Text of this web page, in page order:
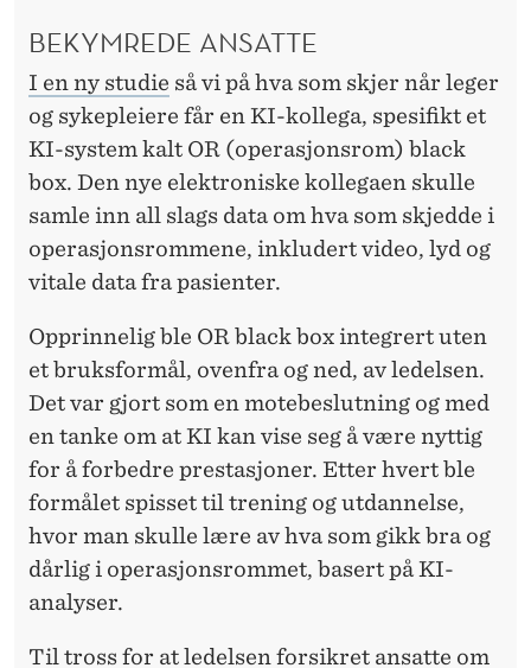
BEKYMREDE ANSATTE
I en ny studie så vi på hva som skjer når leger
og sykepleiere får en KI-kollega, spesifikt et
KI-system kalt OR (operasjonsrom) black
box. Den nye elektroniske kollegaen skulle
samle inn all slags data om hva som skjedde i
operasjonsrommene, inkludert video, lyd og
vitale data fra pasienter.
Opprinnelig ble OR black box integrert uten
et bruksformål, ovenfra og ned, av ledelsen.
Det var gjort som en motebeslutning og med
en tanke om at KI kan vise seg å være nyttig
for å forbedre prestasjoner. Etter hvert ble
formålet spisset til trening og utdannelse,
hvor man skulle lære av hva som gikk bra og
dårlig i operasjonsrommet, basert på KI-
analyser.
Til tross for at ledelsen forsikret ansatte om